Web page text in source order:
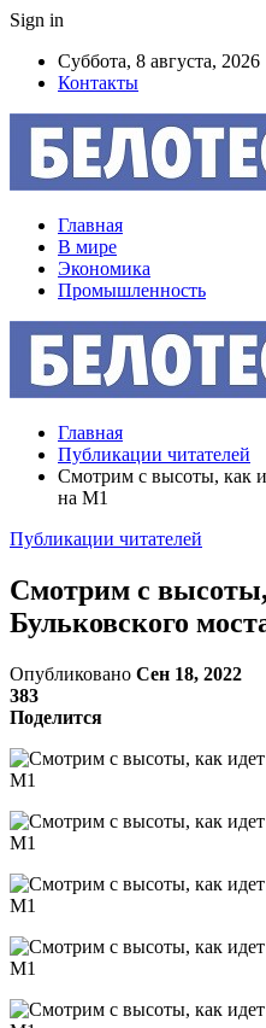
Sign in
Суббота, 8 августа, 2026
Контакты
Главная
В мире
Экономика
Промышленность
Главная
Публикации читателей
Смотрим с высоты, как
на М1
Публикации читателей
Смотрим с
Бульковского
Опубликовано Сен 18, 2022
383
Поделится